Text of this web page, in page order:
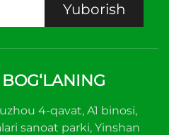
Yuborish
4-qavat, A1 binosi,
sanoat parki, Yinshan